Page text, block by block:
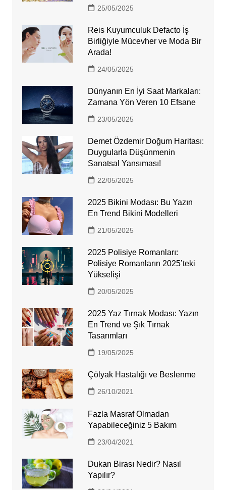
25/05/2025
Reis Kuyumculuk Defacto İş
Birliğiyle Mücevher ve Moda Bir
Arada!
24/05/2025
Dünyanın En İyi Saat Markaları:
Zamana Yön Veren 10 Efsane
23/05/2025
Demet Özdemir Doğum Haritası:
Duygularla Düşünmenin
Sanatsal Yansıması!
22/05/2025
2025 Bikini Modası: Bu Yazın
En Trend Bikini Modelleri
21/05/2025
2025 Polisiye Romanları:
Polisiye Romanların 2025’teki
Yükselişi
20/05/2025
2025 Yaz Tırnak Modası: Yazın
En Trend ve Şık Tırnak
Tasarımları
19/05/2025
Çölyak Hastalığı ve Beslenme
26/10/2021
Fazla Masraf Olmadan
Yapabileceğiniz 5 Bakım
23/04/2021
Dukan Birası Nedir? Nasıl
Yapılır?